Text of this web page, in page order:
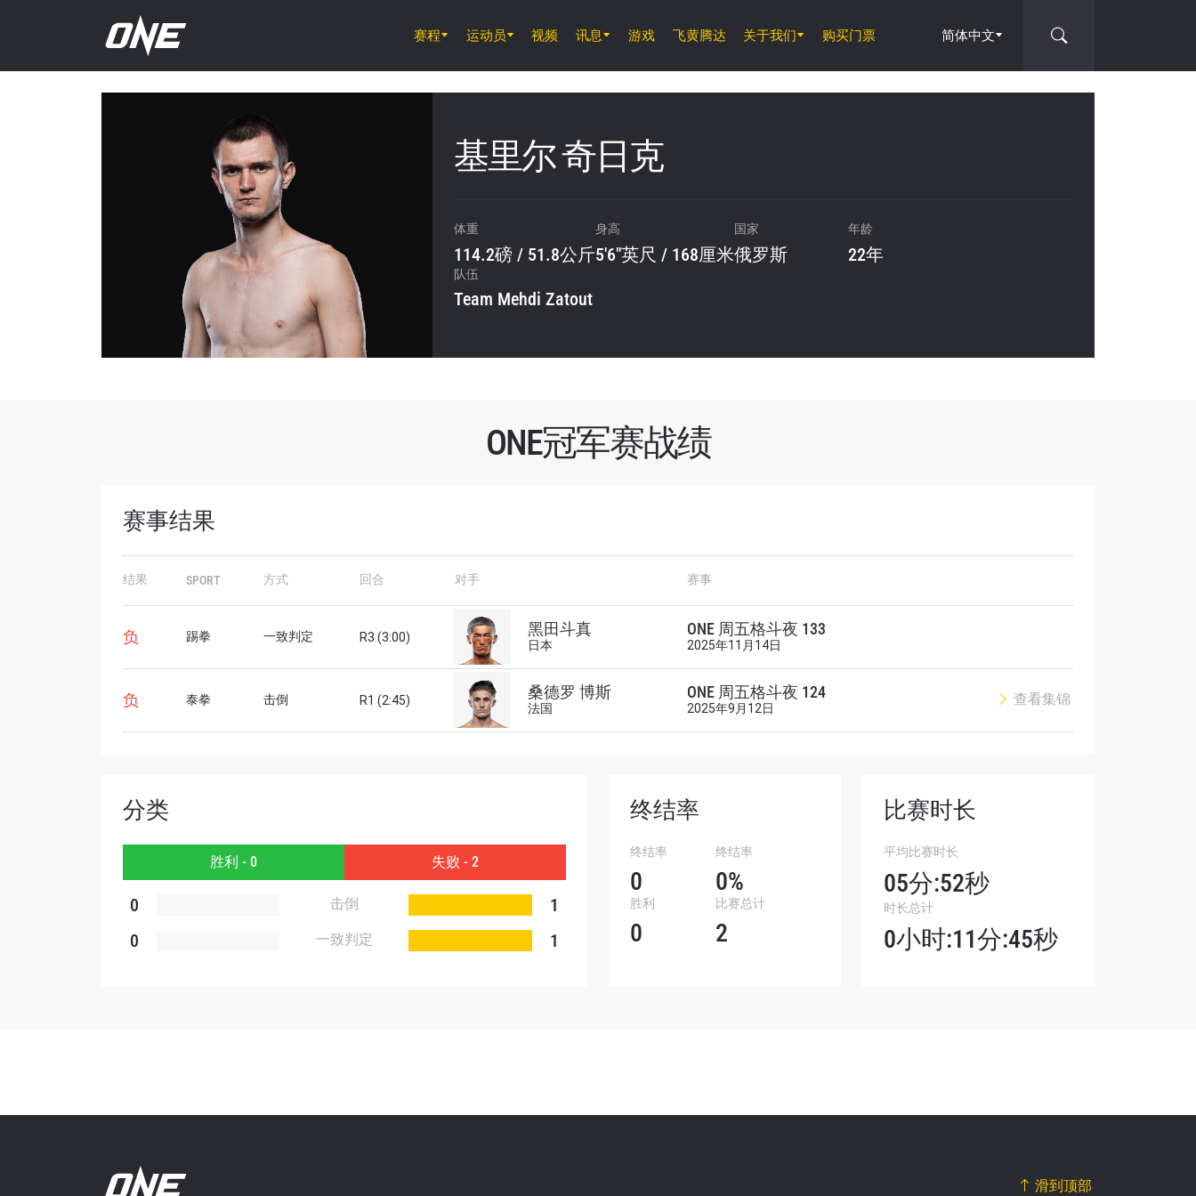
赛程
ONE 周五格斗夜 166
运动员 视频 讯息 游戏 飞黄腾达 关于我们 购买门票 简体中文
基里尔 奇日克
体重
114.2磅 / 51.8公斤
身高
5'6"英尺 / 168厘米
国家
俄罗斯
年龄
22年
队伍
Team Mehdi Zatout
ONE冠军赛战绩
赛事结果
结果 SPORT 方式 回合 对手 赛事
负 踢拳 一致判定 R3 (3:00) 黑田斗真
日本
ONE 周五格斗夜 133
2025年11月14日
负 泰拳 击倒 R1 (2:45) 桑德罗 博斯
法国
ONE 周五格斗夜 124
2025年9月12日
查看集锦
分类
胜利 - 0 失败 - 2
0 击倒
1
0
一致判定 1
终结率
终结率
0
终结率
0%
胜利
0
比赛总计
2
比赛时长
平均比赛时长
05分:52秒
时长总计
0小时:11分:45秒
滑到顶部
赛事
浏览了解更多
在任何地域观看ONE冠军赛，现在注册获得权限了解最新资讯、解锁特别
福利以及优先机遇获得直播场次的最佳座位！
邮箱
提交此表格签署弹出免责声明，即表示您同意我们的隐私政策，我们将收
集、使用和披露您的信息。您可以随时取消订阅这些信息。